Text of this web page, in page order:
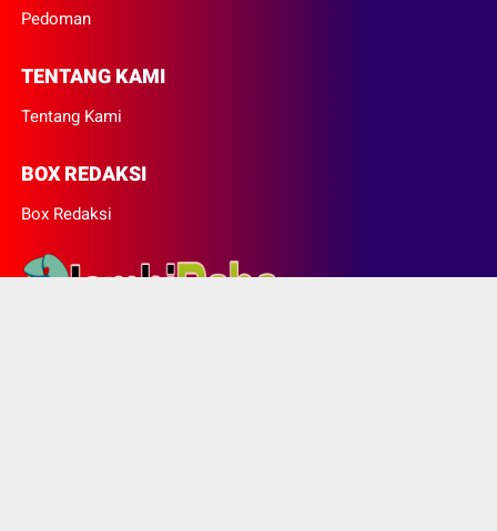
Pedoman
TENTANG KAMI
Tentang Kami
BOX REDAKSI
Box Redaksi